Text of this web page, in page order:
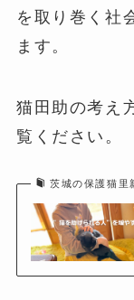
を取り巻く社
ます。
猫田助の考え
覧ください。
茨城の保護猫里